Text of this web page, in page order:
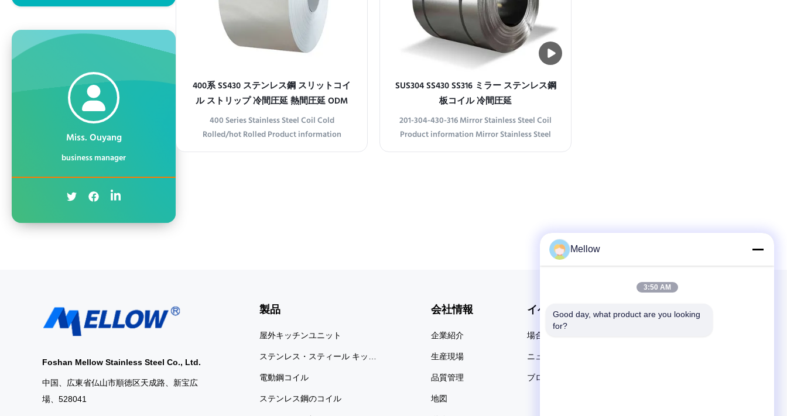
Miss. Ouyang
business manager
400系 SS430 ステンレス鋼 スリットコイ
ル ストリップ 冷間圧延 熱間圧延 ODM
400 Series Stainless Steel Coil Cold
Rolled/hot Rolled Product information
Product Overview 400 series stainless steel
SUS304 SS430 SS316 ミラー ステンレス鋼
板コイル 冷間圧延
201-304-430-316 Mirror Stainless Steel Coil
Product information Mirror Stainless Steel
Coil Elevate your projects with our premium
Foshan Mellow Stainless Steel Co., Ltd.
中国、広東省仏山市順徳区天成路、新宝広
場、528041
製品
屋外キッチンユニット
電動鋼コイル
ステンレス鋼のコイル
会社情報
企業紹介
生産現場
品質管理
地図
イベント
場合
ニュース
ブログ
引用を要求しなさい
Mellow
3:50 AM
Good day, what product are you looking
for?